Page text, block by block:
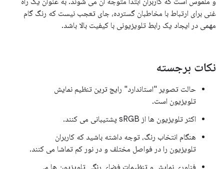
غنی برای ارتباط با مخاطبان گسترده، جای تعجب نیست که رنگ گام
مهمی در ایجاد یک رابط تلویزیونی با کیفیت بالا باشد.
نکات برجسته
حالت تصویر "استاندارد" رایج ترین تنظیم نمایش
تلویزیون است.
اکثر تلویزیون ها از sRGB پشتیبانی می کنند.
هنگام انتخاب رنگ، توجه داشته باشید که کاربران
تلویزیون را در فواصل مختلف و در نور کم تماشا می کنند.
فناوری نمایش و تنظیمات فضای رنگی تلویزیون ها می